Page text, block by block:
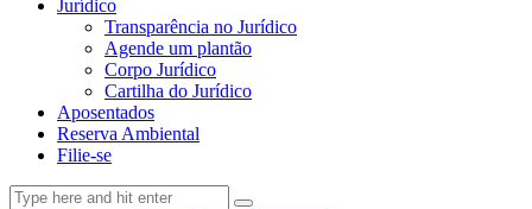
Jurídico
Transparência no Jurídico
Agende um plantão
Corpo Jurídico
Cartilha do Jurídico
Aposentados
Reserva Ambiental
Filie-se